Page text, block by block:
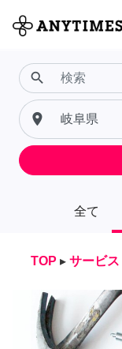
全て
search
place
TOP ▸ サービス